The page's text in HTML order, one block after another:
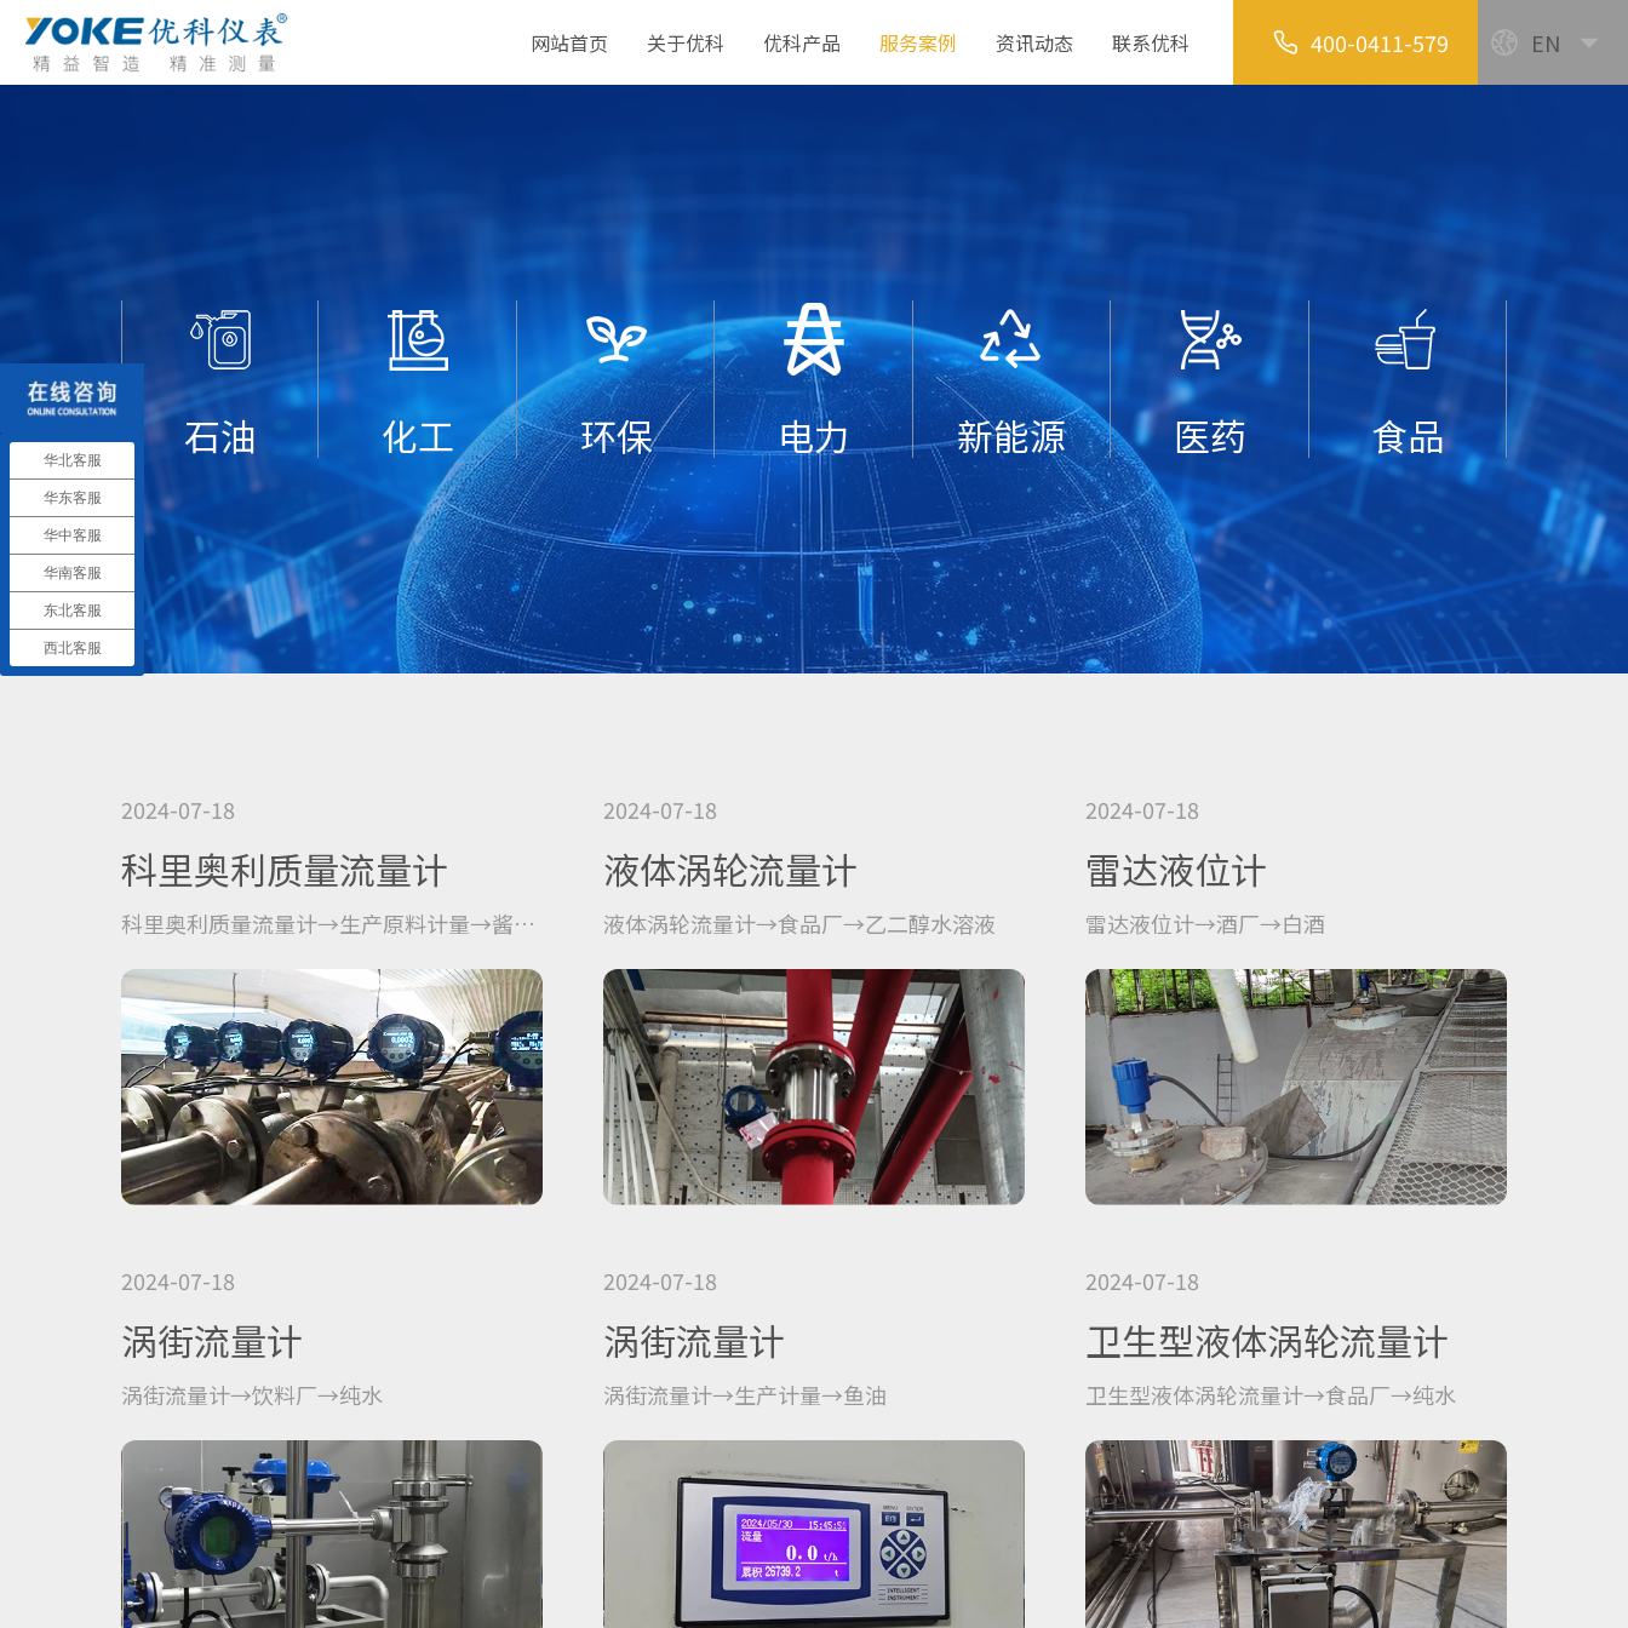
网站首页 关于优科 优科产品 服务案例 资讯动态 联系优科 400-0411-579 EN
石油 化工 环保 电力 新能源 医药 食品
2024-07-18
科里奥利质量流量计
科里奥利质量流量计→生产原料计量→酱
2024-07-18
液体涡轮流量计
液体涡轮流量计→食品厂→乙二醇水溶液
2024-07-18
雷达液位计
雷达液位计→酒厂→白酒
2024-07-18
涡街流量计
涡街流量计→饮料厂→纯水
2024-07-18
涡街流量计
涡街流量计→生产计量→鱼油
2024-07-18
卫生型液体涡轮流量计
卫生型液体涡轮流量计→食品厂→纯水
华北客服
华东客服
华中客服
华南客服
东北客服
西北客服